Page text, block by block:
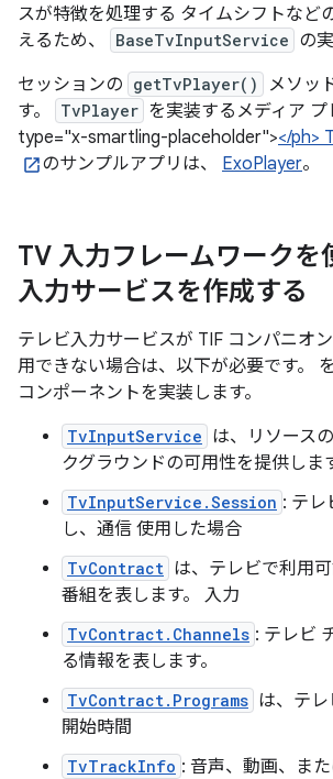
スが特徴を処理する タイムシフトなど
えるため、
BaseTvInputService の
セッションの getTvPlayer()
メソッ
す。
TvPlayer を実装するメディア
type="x-smartling-placeholder"></ph>
のサンプルアプリは、 ExoPlayer。
TV 入力フレームワークを
入力サービスを作成する
テレビ入力サービスが TIF コンパニオ
用できない場合は、以下が必要です。
コンポーネントを実装します。
TvInputService は、リソース
クグラウンドの可用性を提供しま
TvInputService.Session : テレ
し、通信 使用した場合
TvContract は、テレビで利用
番組を表します。 入力
TvContract.Channels : テレビ
る情報を表します。
TvContract.Programs は、テ
開始時間
TvTrackInfo : 音声、動画、ま